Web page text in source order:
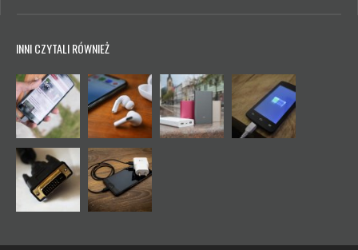
INNI CZYTALI RÓWNIEŻ